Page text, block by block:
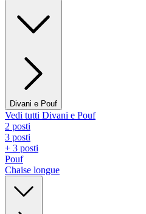
Divani e Pouf
Vedi tutti Divani e Pouf
2 posti
3 posti
+ 3 posti
Pouf
Chaise longue